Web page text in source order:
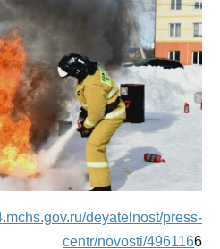
deyatelnost/press-
centr/novosti/4961166